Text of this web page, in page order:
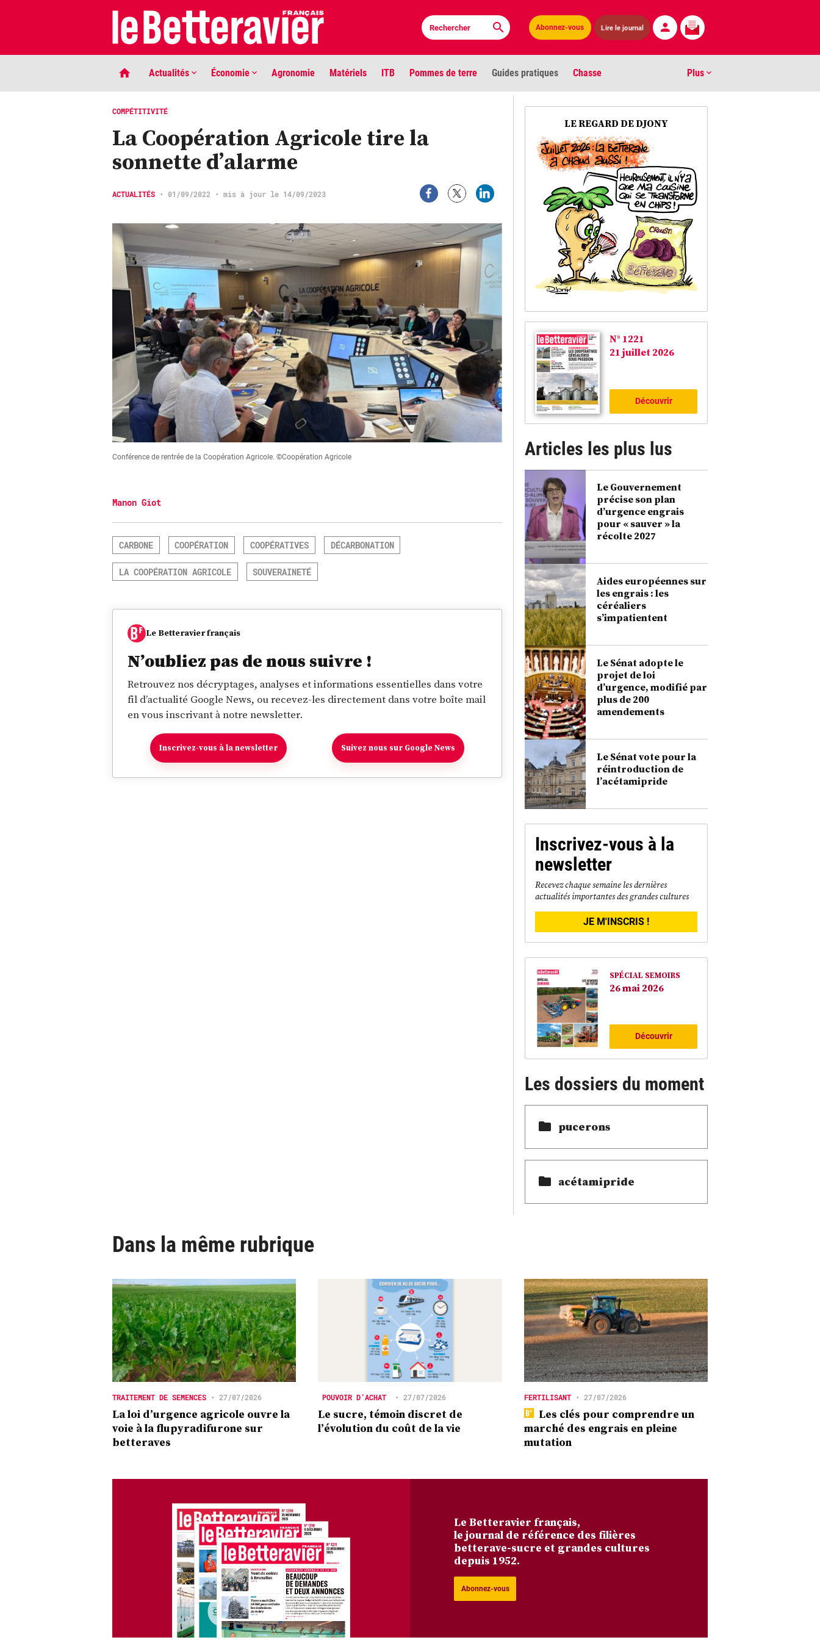
Abonnez-vous Lire le journal
Actualités Économie Agronomie Matériels ITB Pommes de terre Guides pratiques Chasse Plus
Phaco quand tu nous tiens … Les louvetiers devant le Parlement
PLUS
Anciens numéros
Biocarburants
Environnement
Vidéos
Contact
COMPÉTITIVITÉ
La Coopération Agricole tire la
sonnette d’alarme
ACTUALITÉS • 01/09/2022 • mis à jour le 14/09/2023
Conférence de rentrée de la Coopération Agricole. ©Coopération Agricole
Manon Giot
CARBONE COOPÉRATION COOPÉRATIVES DÉCARBONATION
LA COOPÉRATION AGRICOLE SOUVERAINETÉ
Le Betteravier français
N’oubliez pas de nous suivre !
Retrouvez nos décryptages, analyses et informations essentielles dans votre
fil d’actualité Google News, ou recevez-les directement dans votre boîte mail
en vous inscrivant à notre newsletter.
Inscrivez-vous à la newsletter Suivez nous sur Google News
LE REGARD DE DJONY
N° 1221
21 juillet 2026
Découvrir
Articles les plus lus
Le Gouvernement
précise son plan
d’urgence engrais
pour « sauver » la
récolte 2027
Aides européennes sur
les engrais : les
céréaliers
s’impatientent
Le Sénat adopte le
projet de loi
d’urgence, modifié par
plus de 200
amendements
Le Sénat vote pour la
réintroduction de
l’acétamipride
Inscrivez-vous à la
newsletter
Recevez chaque semaine les dernières
actualités importantes des grandes cultures
JE M'INSCRIS !
SPÉCIAL SEMOIRS
26 mai 2026
Découvrir
Les dossiers du moment
pucerons
acétamipride
Dans la même rubrique
TRAITEMENT DE SEMENCES • 27/07/2026
La loi d’urgence agricole ouvre la
voie à la flupyradifurone sur
betteraves
POUVOIR D’ACHAT • 27/07/2026
Le sucre, témoin discret de
l’évolution du coût de la vie
FERTILISANT • 27/07/2026
Les clés pour comprendre un
marché des engrais en pleine
mutation
Le Betteravier français,
le journal de référence des filières
betterave-sucre et grandes cultures
depuis 1952.
Abonnez-vous